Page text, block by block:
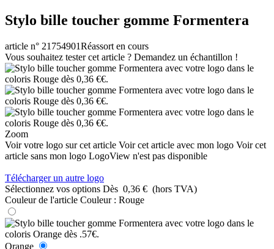
Stylo bille toucher gomme Formentera
article n° 21754901Réassort en cours
Vous souhaitez tester cet article ? Demandez un échantillon !
Zoom
Voir votre logo sur cet article Voir cet article avec mon logo Voir cet
article sans mon logo LogoView n'est pas disponible
Télécharger un autre logo
Sélectionnez vos options Dès 0,36 € (hors TVA)
Couleur de l'article Couleur : Rouge
Orange